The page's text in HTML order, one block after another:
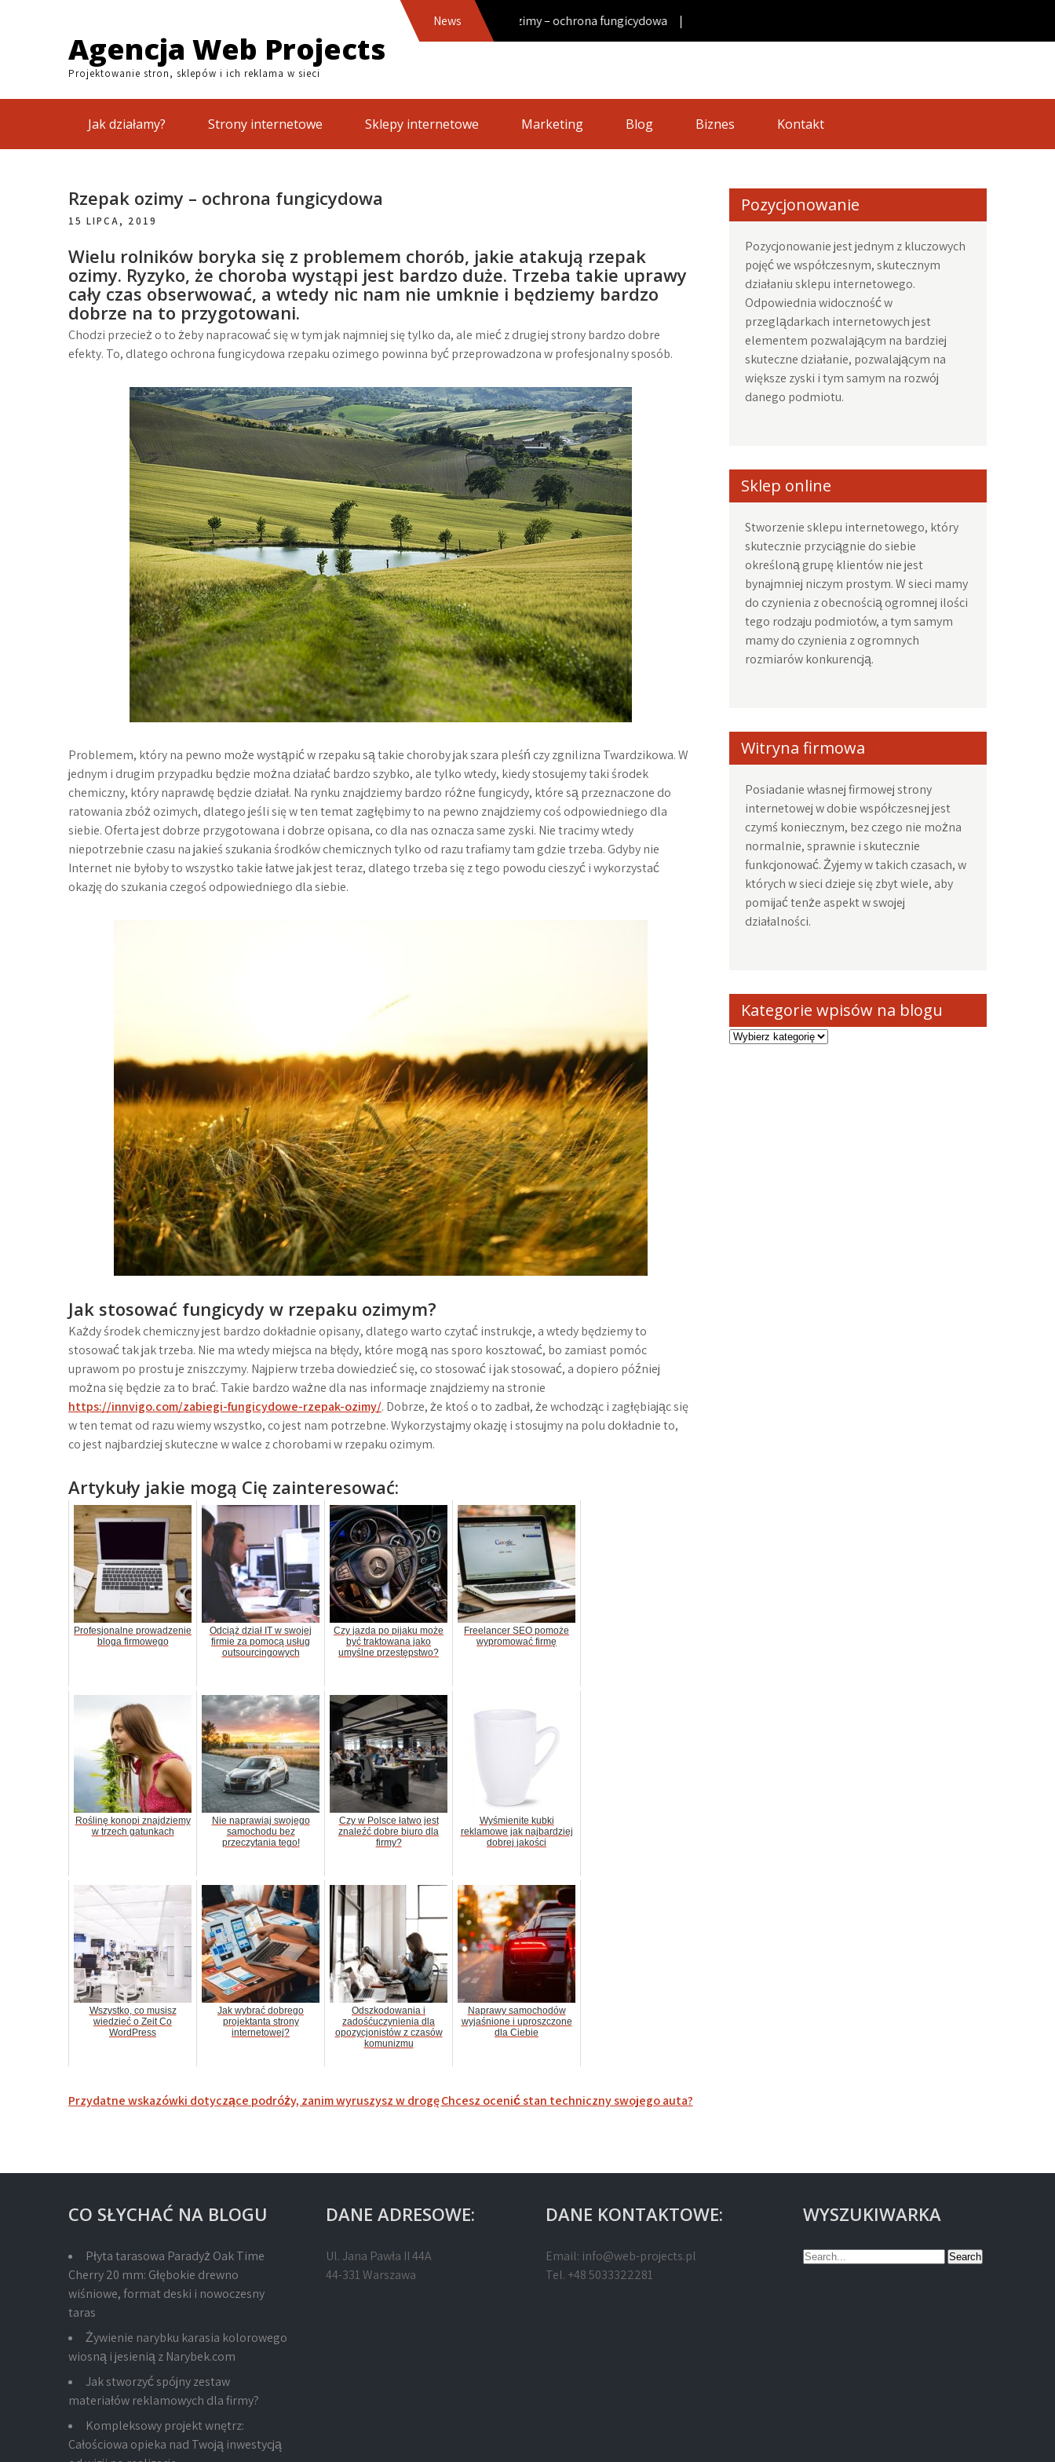
News
Rzepak ozimy – ochrona fungicydowa |
Agencja Web Projects
Projektowanie stron, sklepów i ich reklama w sieci
Jak działamy? Strony internetowe Sklepy internetowe Marketing Blog Biznes Kontakt
Rzepak ozimy – ochrona fungicydowa
15 LIPCA, 2019
Wielu rolników boryka się z problemem chorób, jakie atakują rzepak
ozimy. Ryzyko, że choroba wystąpi jest bardzo duże. Trzeba takie uprawy
cały czas obserwować, a wtedy nic nam nie umknie i będziemy bardzo
dobrze na to przygotowani.
Chodzi przecież o to żeby napracować się w tym jak najmniej się tylko da, ale mieć z drugiej strony bardzo dobre
efekty. To, dlatego ochrona fungicydowa rzepaku ozimego powinna być przeprowadzona w profesjonalny sposób.
Problemem, który na pewno może wystąpić w rzepaku są takie choroby jak szara pleśń czy zgnilizna Twardzikowa. W
jednym i drugim przypadku będzie można działać bardzo szybko, ale tylko wtedy, kiedy stosujemy taki środek
chemiczny, który naprawdę będzie działał. Na rynku znajdziemy bardzo różne fungicydy, które są przeznaczone do
ratowania zbóż ozimych, dlatego jeśli się w ten temat zagłębimy to na pewno znajdziemy coś odpowiedniego dla
siebie. Oferta jest dobrze przygotowana i dobrze opisana, co dla nas oznacza same zyski. Nie tracimy wtedy
niepotrzebnie czasu na jakieś szukania środków chemicznych tylko od razu trafiamy tam gdzie trzeba. Gdyby nie
Internet nie byłoby to wszystko takie łatwe jak jest teraz, dlatego trzeba się z tego powodu cieszyć i wykorzystać
okazję do szukania czegoś odpowiedniego dla siebie.
Jak stosować fungicydy w rzepaku ozimym?
Każdy środek chemiczny jest bardzo dokładnie opisany, dlatego warto czytać instrukcje, a wtedy będziemy to
stosować tak jak trzeba. Nie ma wtedy miejsca na błędy, które mogą nas sporo kosztować, bo zamiast pomóc
uprawom po prostu je zniszczymy. Najpierw trzeba dowiedzieć się, co stosować i jak stosować, a dopiero później
można się będzie za to brać. Takie bardzo ważne dla nas informacje znajdziemy na stronie
https://innvigo.com/zabiegi-fungicydowe-rzepak-ozimy/. Dobrze, że ktoś o to zadbał, że wchodząc i zagłębiając się
w ten temat od razu wiemy wszystko, co jest nam potrzebne. Wykorzystajmy okazję i stosujmy na polu dokładnie to,
co jest najbardziej skuteczne w walce z chorobami w rzepaku ozimym.
Artykuły jakie mogą Cię zainteresować:
Profesjonalne prowadzenie
bloga firmowego
Odciąż dział IT w swojej
firmie za pomocą usług
outsourcingowych
Czy jazda po pijaku może
być traktowana jako
umyślne przestępstwo?
Freelancer SEO pomoże
wypromować firmę
Roślinę konopi znajdziemy
w trzech gatunkach
Nie naprawiaj swojego
samochodu bez
przeczytania tego!
Czy w Polsce łatwo jest
znaleźć dobre biuro dla
firmy?
Wyśmienite kubki
reklamowe jak najbardziej
dobrej jakości
Wszystko, co musisz
wiedzieć o Zeit Co
WordPress
Jak wybrać dobrego
projektanta strony
internetowej?
Odszkodowania i
zadośćuczynienia dla
opozycjonistów z czasów
komunizmu
Naprawy samochodów
wyjaśnione i uproszczone
dla Ciebie
Nawigacja
Przydatne wskazówki dotyczące podróży, zanim wyruszysz w drogęChcesz ocenić stan techniczny swojego auta?
Pozycjonowanie
Pozycjonowanie jest jednym z kluczowych
pojęć we współczesnym, skutecznym
działaniu sklepu internetowego.
Odpowiednia widoczność w
przeglądarkach internetowych jest
elementem pozwalającym na bardziej
skuteczne działanie, pozwalającym na
większe zyski i tym samym na rozwój
danego podmiotu.
Sklep online
Stworzenie sklepu internetowego, który
skutecznie przyciągnie do siebie
określoną grupę klientów nie jest
bynajmniej niczym prostym. W sieci mamy
do czynienia z obecnością ogromnej ilości
tego rodzaju podmiotów, a tym samym
mamy do czynienia z ogromnych
rozmiarów konkurencją.
Witryna firmowa
Posiadanie własnej firmowej strony
internetowej w dobie współczesnej jest
czymś koniecznym, bez czego nie można
normalnie, sprawnie i skutecznie
funkcjonować. Żyjemy w takich czasach, w
których w sieci dzieje się zbyt wiele, aby
pomijać tenże aspekt w swojej
działalności.
Kategorie wpisów na blogu
Kategorie
CO SŁYCHAĆ NA BLOGU
Płyta tarasowa Paradyż Oak Time
Cherry 20 mm: Głębokie drewno
wiśniowe, format deski i nowoczesny
taras
Żywienie narybku karasia kolorowego
wiosną i jesienią z Narybek.com
Jak stworzyć spójny zestaw
materiałów reklamowych dla firmy?
Kompleksowy projekt wnętrz:
Całościowa opieka nad Twoją inwestycją
DANE ADRESOWE:
Ul. Jana Pawła II 44A
44-331 Warszawa
DANE KONTAKTOWE:
Email: info@web-projects.pl
Tel. +48 5033322281
WYSZUKIWARKA